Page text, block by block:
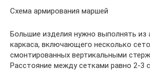
Схема армирования маршей
Большие изделия нужно выполнять из
каркаса, включающего несколько
смонтированных вертикальными
Расстояние между сетками равно 2-3